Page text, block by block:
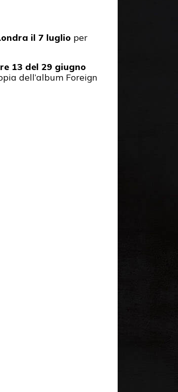
il 7 luglio per
13 del 29 giugno
dell’album Foreign